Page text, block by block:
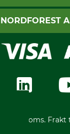
moms.